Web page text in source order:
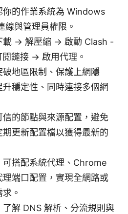
你的作業系統為 Windows
線與管理員權限。
載 -> 解壓縮 -> 啟動 Clash -
鏈接 -> 啟用代理。
地區限制、保護上網隱
穩定性、同時連接多個網
的節點與來源配置，避免
更新配置檔以獲得最新的
可搭配系統代理、Chrome
端口配置，實現全網路或
。
解 DNS 解析、分流規則與